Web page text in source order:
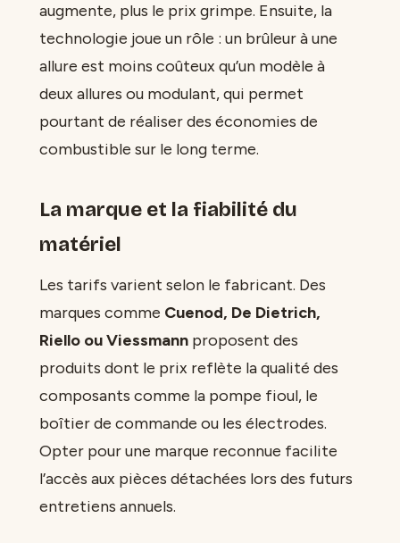
augmente, plus le prix grimpe. Ensuite, la
technologie joue un rôle : un brûleur à une
allure est moins coûteux qu’un modèle à
deux allures ou modulant, qui permet
pourtant de réaliser des économies de
combustible sur le long terme.
La marque et la fiabilité du
matériel
Les tarifs varient selon le fabricant. Des
marques comme Cuenod, De Dietrich,
Riello ou Viessmann proposent des
produits dont le prix reflète la qualité des
composants comme la pompe fioul, le
boîtier de commande ou les électrodes.
Opter pour une marque reconnue facilite
l’accès aux pièces détachées lors des futurs
entretiens annuels.